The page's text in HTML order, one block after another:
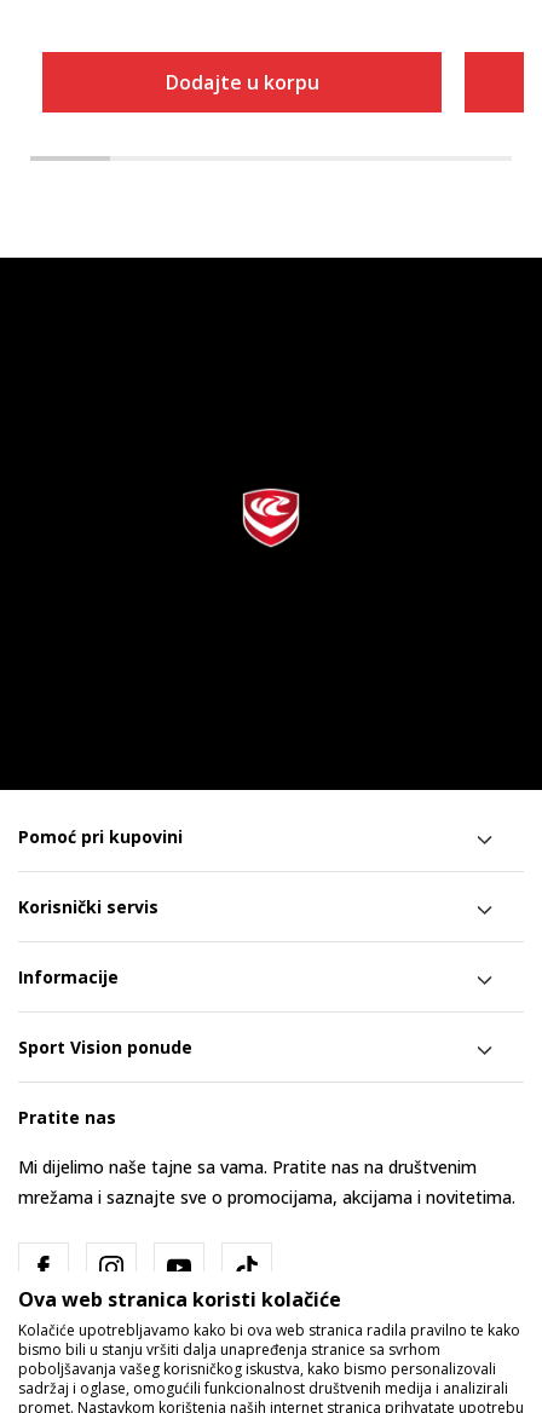
Dodajte u korpu
Pomoć pri kupovini
Korisnički servis
Informacije
Sport Vision ponude
Pratite nas
Mi dijelimo naše tajne sa vama. Pratite nas na društvenim
mrežama i saznajte sve o promocijama, akcijama i novitetima.
Ova web stranica koristi kolačiće
Kolačiće upotrebljavamo kako bi ova web stranica radila pravilno te kako
bismo bili u stanju vršiti dalja unapređenja stranice sa svrhom
poboljšavanja vašeg korisničkog iskustva, kako bismo personalizovali
sadržaj i oglase, omogućili funkcionalnost društvenih medija i analizirali
promet. Nastavkom korištenja naših internet stranica prihvatate upotrebu